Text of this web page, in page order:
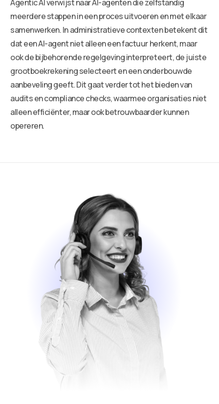
Agentic AI verwijst naar AI-agenten die zelfstandig
meerdere stappen in een proces uitvoeren en met elkaar
samenwerken. In administratieve contexten betekent dit
dat een AI-agent niet alleen een factuur herkent, maar
ook de bijbehorende regelgeving interpreteert, de juiste
grootboekrekening selecteert en een onderbouwde
aanbeveling geeft. Dit gaat verder tot het bieden van
audits en compliance checks, waarmee organisaties niet
alleen efficiënter, maar ook betrouwbaarder kunnen
opereren.